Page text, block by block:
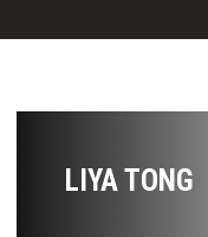
LIYA TONG